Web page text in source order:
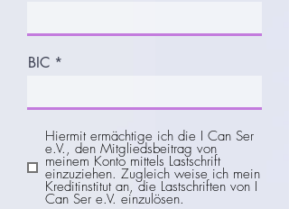
BIC
Hiermit ermächtige ich die I Can Ser
e.V., den Mitgliedsbeitrag von
meinem Konto mittels Lastschrift
einzuziehen. Zugleich weise ich mein
Kreditinstitut an, die Lastschriften von I
Can Ser e.V. einzulösen.